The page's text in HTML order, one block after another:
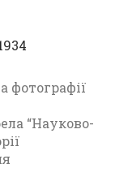
фотографії
“Науково-